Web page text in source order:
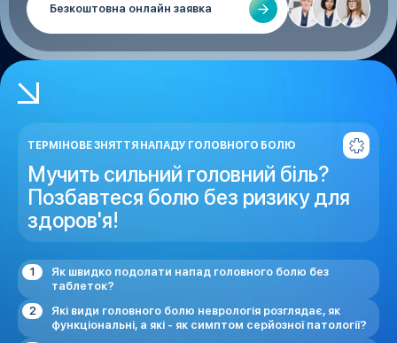
Безкоштовна онлайн заявка
ТЕРМІНОВЕ ЗНЯТТЯ НАПАДУ ГОЛОВНОГО БОЛЮ
Мучить сильний головний біль?
Позбавтеся болю без ризику для
здоров'я!
Як швидко подолати напад головного болю без
таблеток?
Які види головного болю неврологія розглядає, як
функціональні, а які - як симптом серйозної патології?